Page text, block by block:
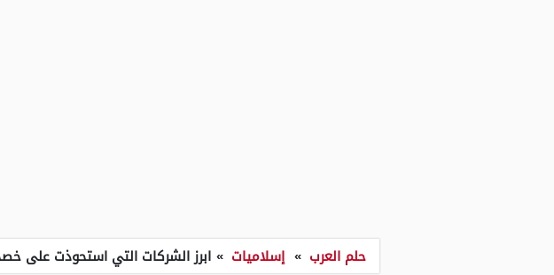
حلم العرب » إسلاميات » ابرز الشركات التي استحوذت على